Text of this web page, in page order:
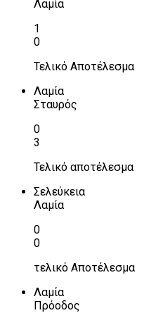
Λαμία
1
0
Τελικό Αποτέλεσμα
Λαμία
Σταυρός
0
3
Τελικό αποτέλεσμα
Σελεύκεια
Λαμία
0
0
τελικό Αποτέλεσμα
Λαμία
Πρόοδος